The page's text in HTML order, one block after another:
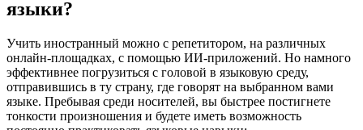
языки?
Учить иностранный можно с репетитором, на различных
онлайн-площадках, с помощью ИИ-приложений. Но намного
эффективнее погрузиться с головой в языковую среду,
отправившись в ту страну, где говорят на выбранном вами
языке. Пребывая среди носителей, вы быстрее постигнете
тонкости произношения и будете иметь возможность